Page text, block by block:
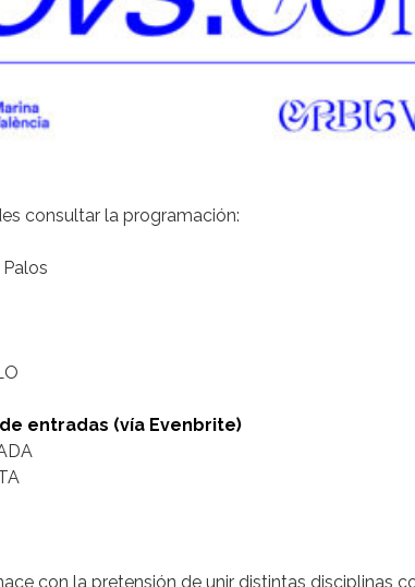
consultar la programación:
entradas (vía Evenbrite)
con la pretensión de unir distintas